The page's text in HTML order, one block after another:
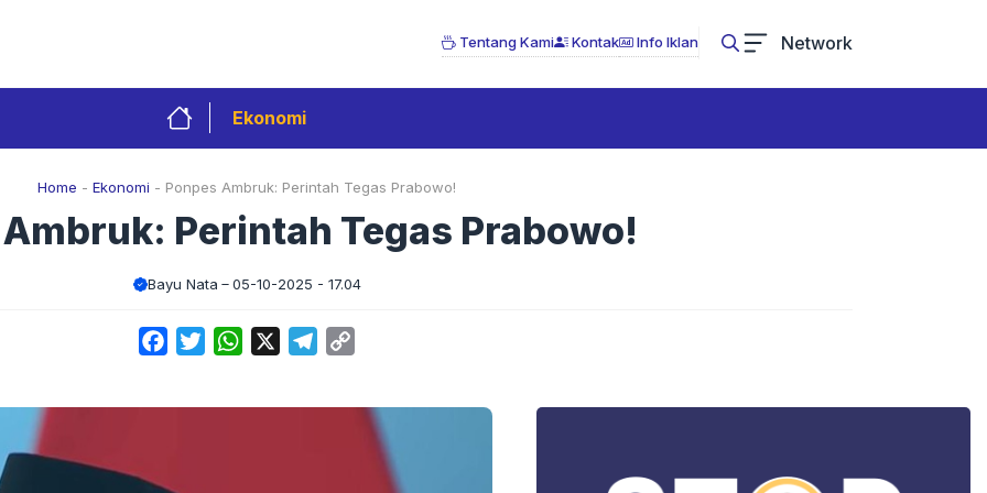
Tentang Kami Kontak Info Iklan Network
Ekonomi
Home - Ekonomi - Ponpes Ambruk: Perintah Tegas Prabowo!
Perintah Tegas Prabowo!
Bayu Nata 05-10-2025 - 17.04
FacebookTwitterWhatsApp Telegram